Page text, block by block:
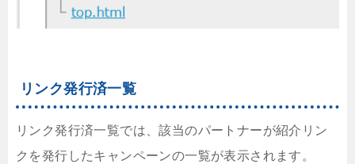
リンク発行済一覧
リンク発行済一覧では、該当のパートナーが紹介リン
クを発行したキャンペーンの一覧が表示されます。